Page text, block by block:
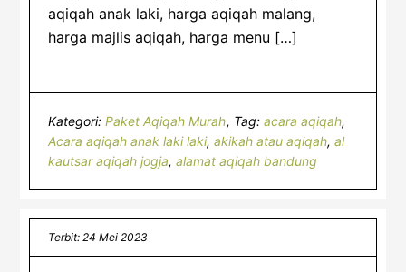
aqiqah anak laki, harga aqiqah malang,
harga majlis aqiqah, harga menu […]
Kategori:Paket Aqiqah Murah Tag:acara aqiqah,
Acara aqiqah anak laki laki,akikah atau aqiqah,al
kautsar aqiqah jogja,alamat aqiqah bandung
Terbit: 24 Mei 2023